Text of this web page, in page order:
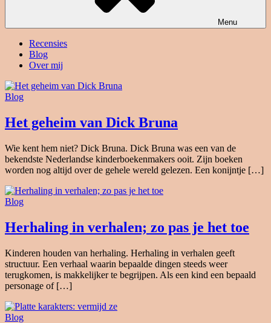
Menu
Recensies
Blog
Over mij
Blog
Het geheim van Dick Bruna
Wie kent hem niet? Dick Bruna. Dick Bruna was een van de
bekendste Nederlandse kinderboekenmakers ooit. Zijn boeken
worden nog altijd over de gehele wereld gelezen. Een konijntje […]
Blog
Herhaling in verhalen; zo pas je het toe
Kinderen houden van herhaling. Herhaling in verhalen geeft
structuur. Een verhaal waarin bepaalde dingen steeds weer
terugkomen, is makkelijker te begrijpen. Als een kind een bepaald
personage of […]
Blog